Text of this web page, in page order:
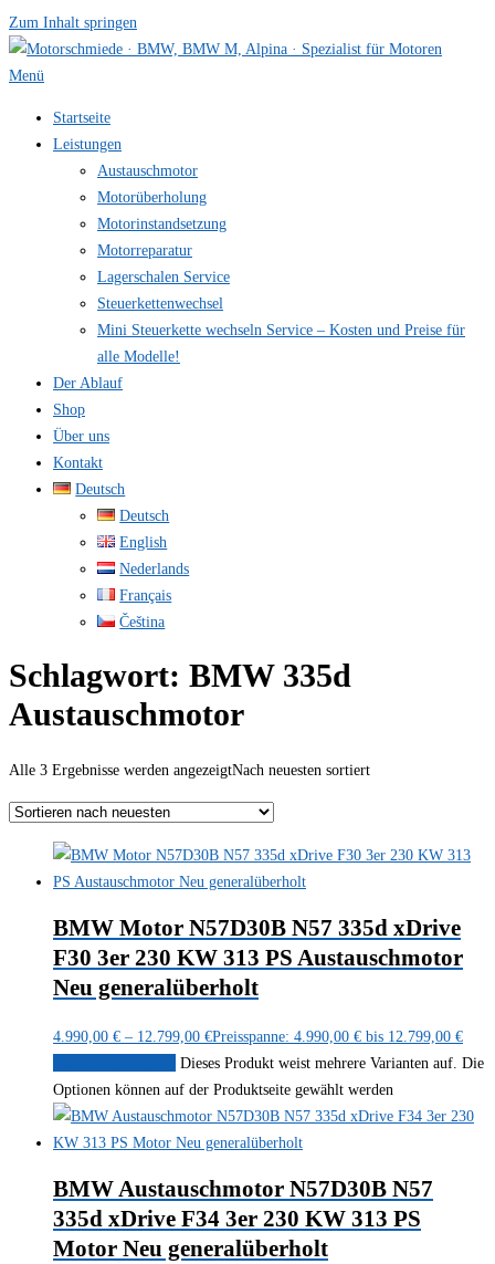
Zum Inhalt springen
Menü
Startseite
Leistungen
Austauschmotor
Motorüberholung
Motorinstandsetzung
Motorreparatur
Lagerschalen Service
Steuerkettenwechsel
Mini Steuer­kette wechseln Service – Kosten und Preise für
alle Modelle!
Der Ablauf
Shop
Über uns
Kontakt
Deutsch
Deutsch
English
Nederlands
Français
Čeština
Schlagwort: BMW 335d
Austauschmotor
Alle 3 Ergebnisse werden angezeigtNach neuesten sortiert
BMW Motor N57D30B N57 335d xDrive
F30 3er 230 KW 313 PS Austauschmotor
Neu generalüberholt
4.990,00 € – 12.799,00 €Preisspanne: 4.990,00 € bis 12.799,00 €
Dieses Produkt weist mehrere Varianten auf. Die
Optionen können auf der Produktseite gewählt werden
BMW Austauschmotor N57D30B N57
335d xDrive F34 3er 230 KW 313 PS
Motor Neu generalüberholt